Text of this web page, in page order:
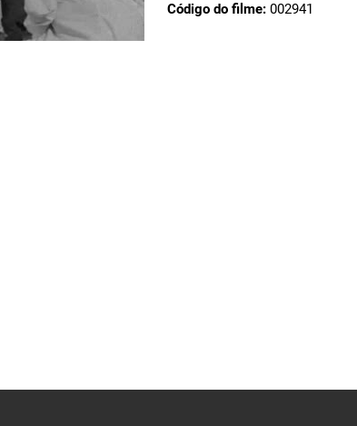
Código do filme: 002941